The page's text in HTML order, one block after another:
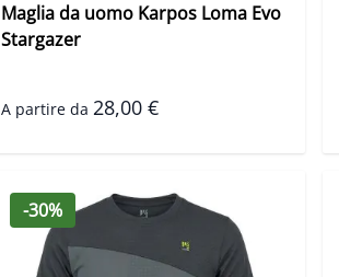
Maglia da uomo Karpos Loma Evo
Stargazer
A partire da 28,00 €
-30%